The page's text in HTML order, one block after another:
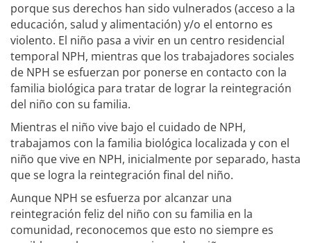
porque sus derechos han sido vulnerados (acceso a la
educación, salud y alimentación) y/o el entorno es
violento. El niño pasa a vivir en un centro residencial
temporal NPH, mientras que los trabajadores sociales
de NPH se esfuerzan por ponerse en contacto con la
familia biológica para tratar de lograr la reintegración
del niño con su familia.
Mientras el niño vive bajo el cuidado de NPH,
trabajamos con la familia biológica localizada y con el
niño que vive en NPH, inicialmente por separado, hasta
que se logra la reintegración final del niño.
Aunque NPH se esfuerza por alcanzar una
reintegración feliz del niño con su familia en la
comunidad, reconocemos que esto no siempre es